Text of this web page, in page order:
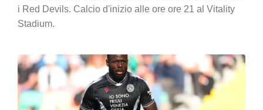
i Red Devils. Calcio d'inizio alle ore ore 21 al Vitality
Stadium.